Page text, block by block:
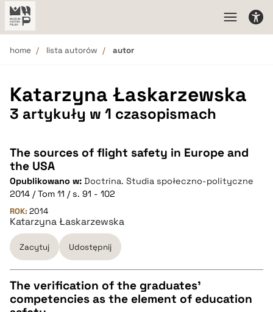
home lista autorów autor
Katarzyna Łaskarzewska
3 artykuły w 1 czasopismach
The sources of flight safety in Europe and
the USA
Opublikowano w: Doctrina. Studia społeczno-polityczne
2014 / Tom 11 / s. 91 - 102
ROK: 2014
Katarzyna Łaskarzewska
Zacytuj Udostępnij
The verification of the graduates’
competencies as the element of education